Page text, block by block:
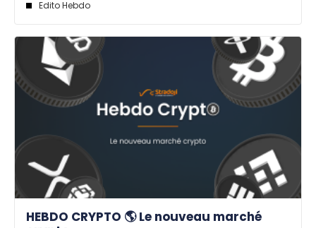
Edito Hebdo
HEBDO CRYPTO 🌎 Le nouveau marché